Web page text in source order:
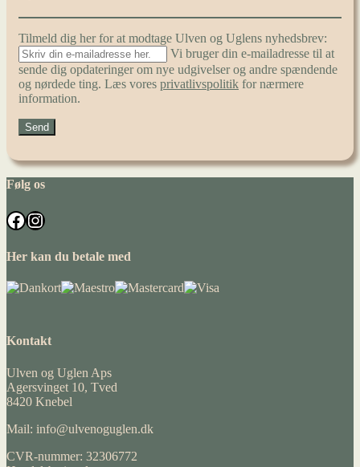
Tilmeld dig her for at modtage Ulven og Uglens nyhedsbrev:
Vi bruger din e-mailadresse til at
sende dig opdateringer om nye udgivelser og andre spændende
og nørdede ting. Læs vores privatlivspolitik for nærmere
information.
Følg os
Facebook
Instagram
Her kan du betale med
Kontakt
Ulven og Uglen Aps
Agersvinget 10, Tved
8420 Knebel
Mail: info@ulvenoguglen.dk
CVR-nummer: 32306772